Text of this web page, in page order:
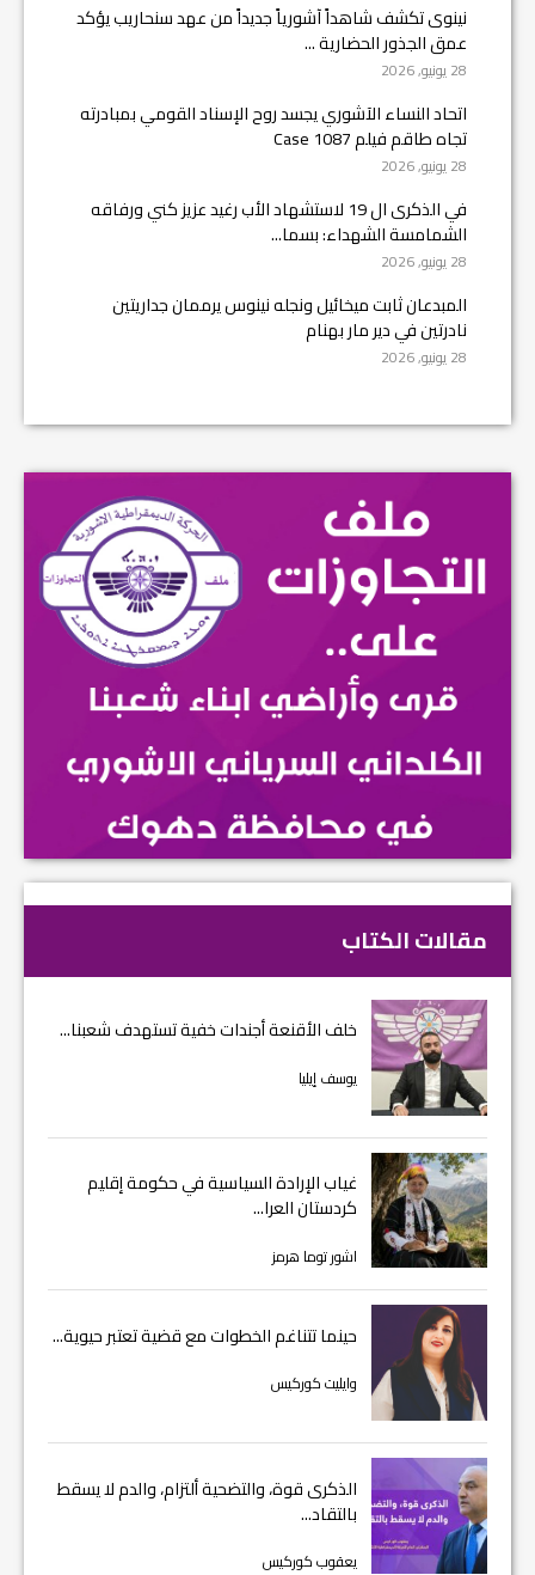
نينوى تكشف شاهداً آشورياً جديداً من عهد سنحاريب يؤكد
عمق الجذور الحضارية ...
28 يونيو, 2026
اتحاد النساء الآشوري يجسد روح الإسناد القومي بمبادرته
تجاه طاقم فيلم Case 1087
28 يونيو, 2026
في الذكرى ال 19 لاستشهاد الأب رغيد عزيز كني ورفاقه
الشمامسة الشهداء: بسما...
28 يونيو, 2026
المبدعان ثابت ميخائيل ونجله نينوس يرممان جداريتين
نادرتين في دير مار بهنام
28 يونيو, 2026
مقالات الكتاب
خلف الأقنعة أجندات خفية تستهدف شعبنا...
يوسف إيليا
غياب الإرادة السياسية في حكومة إقليم
كردستان العرا...
اشور توما هرمز
حينما تتناغم الخطوات مع قضية تعتبر حيوية...
وايليت كوركيس
الذكرى قوة، والتضحية ألتزام، والدم لا يسقط
بالتقاد...
يعقوب كوركيس